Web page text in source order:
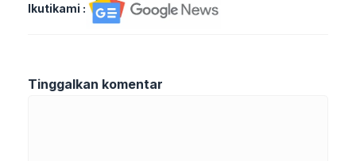
Ikutikami :
Tinggalkan komentar